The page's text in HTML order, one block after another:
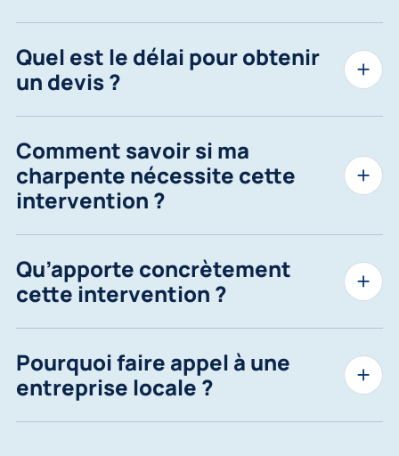
Quel est le délai pour obtenir
un devis ?
Comment savoir si ma
charpente nécessite cette
intervention ?
Qu’apporte concrètement
cette intervention ?
Pourquoi faire appel à une
entreprise locale ?